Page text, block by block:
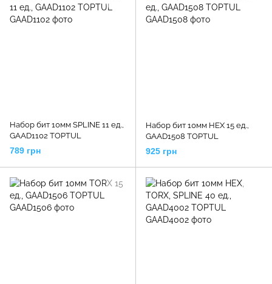
Набор бит 10мм SPLINE 11 ед.,
GAAD1102 TOPTUL
789 грн
Набор бит 10мм HEX 15 ед.,
GAAD1508 TOPTUL
925 грн